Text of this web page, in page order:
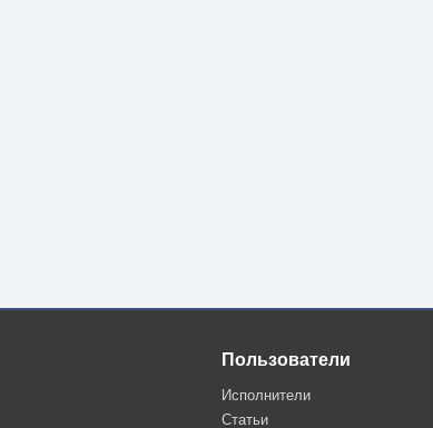
Пользователи
Исполнители
Статьи